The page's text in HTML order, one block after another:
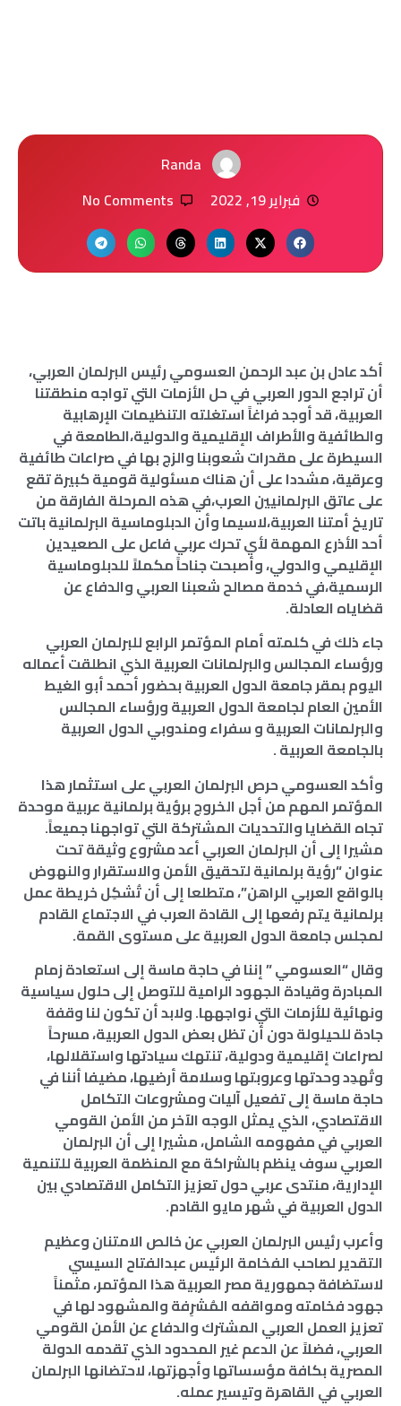
Randa
فبراير 19, 2022
No Comments
أكد عادل بن عبد الرحمن العسومي رئيس البرلمان العربي،
أن تراجع الدور العربي في حل الأزمات التي تواجه منطقتنا
العربية، قد أوجد فراغاً استغلته التنظيمات الإرهابية
والطائفية والأطراف الإقليمية والدولية،الطامعة في
السيطرة على مقدرات شعوبنا والزج بها في صراعات طائفية
وعرقية، مشددا على أن هناك مسئولية قومية كبيرة تقع
على عاتق البرلمانيين العرب،في هذه المرحلة الفارقة من
تاريخ أمتنا العربية،لاسيما وأن الدبلوماسية البرلمانية باتت
أحد الأذرع المهمة لأي تحرك عربي فاعل على الصعيدين
الإقليمي والدولي، وأصبحت جناحاً مكملاً للدبلوماسية
الرسمية،في خدمة مصالح شعبنا العربي والدفاع عن
قضاياه العادلة.
جاء ذلك في كلمته أمام المؤتمر الرابع للبرلمان العربي
ورؤساء المجالس والبرلمانات العربية الذي انطلقت أعماله
اليوم بمقر جامعة الدول العربية بحضور أحمد أبو الغيط
الأمين العام لجامعة الدول العربية ورؤساء المجالس
والبرلمانات العربية و سفراء ومندوبي الدول العربية
بالجامعة العربية .
وأكد العسومي حرص البرلمان العربي على استثمار هذا
المؤتمر المهم من أجل الخروج برؤية برلمانية عربية موحدة
تجاه القضايا والتحديات المشتركة التي تواجهنا جميعاً.
مشيرا إلى أن البرلمان العربي أعد مشروع وثيقة تحت
عنوان “رؤية برلمانية لتحقيق الأمن والاستقرار والنهوض
بالواقع العربي الراهن”، متطلعا إلى أن تُشكِل خريطة عمل
برلمانية يتم رفعها إلى القادة العرب في الاجتماع القادم
لمجلس جامعة الدول العربية على مستوى القمة.
وقال “العسومي ” إننا في حاجة ماسة إلى استعادة زمام
المبادرة وقيادة الجهود الرامية للتوصل إلى حلول سياسية
ونهائية للأزمات التي نواجهها. ولابد أن تكون لنا وقفة
جادة للحيلولة دون أن تظل بعض الدول العربية، مسرحاً
لصراعات إقليمية ودولية، تنتهك سيادتها واستقلالها،
وتُهدِد وحدتها وعروبتها وسلامة أرضيها، مضيفا أننا في
حاجة ماسة إلى تفعيل آليات ومشروعات التكامل
الاقتصادي، الذي يمثل الوجه الآخر من الأمن القومي
العربي في مفهومه الشامل، مشيرا إلى أن البرلمان
العربي سوف ينظم بالشراكة مع المنظمة العربية للتنمية
الإدارية، منتدى عربي حول تعزيز التكامل الاقتصادي بين
الدول العربية في شهر مايو القادم.
وأعرب رئيس البرلمان العربي عن خالص الامتنان وعظيم
التقدير لصاحب الفخامة الرئيس عبدالفتاح السيسي
لاستضافة جمهورية مصر العربية هذا المؤتمر، مثمناً
جهود فخامته ومواقفه المُشرِفة والمشهود لها في
تعزيز العمل العربي المشترك والدفاع عن الأمن القومي
العربي، فضلاً عن الدعم غير المحدود الذي تقدمه الدولة
المصرية بكافة مؤسساتها وأجهزتها، لاحتضانها البرلمان
العربي في القاهرة وتيسير عمله.